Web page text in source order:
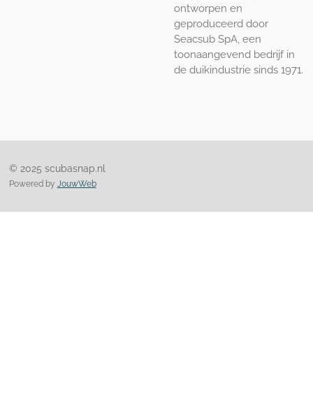
ontworpen en
geproduceerd door
Seacsub SpA, een
toonaangevend bedrijf in
de duikindustrie sinds 1971.
© 2025 scubasnap.nl
Powered by JouwWeb